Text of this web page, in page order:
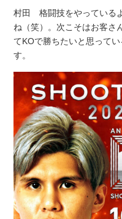
村田 格闘技をやっている
ね（笑）。次こそはお客さ
てKOで勝ちたいと思って
す。